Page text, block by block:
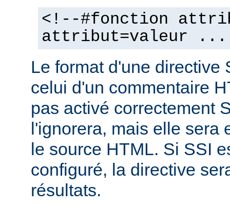
<!--#fonction
attribut=valeur
Le format d'une directive
celui d'un commentaire
pas activé correctement
l'ignorera, mais elle sera
le source HTML. Si SSI
configuré, la directive
résultats.